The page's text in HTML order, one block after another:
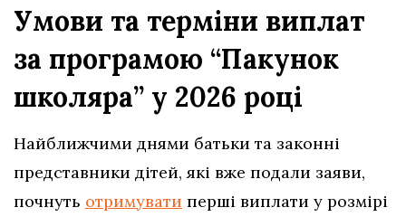
Умови та терміни виплат
за програмою “Пакунок
школяра” у 2026 році
Найближчими днями батьки та законні
представники дітей, які вже подали заяви,
почнуть отримувати перші виплати у розмірі